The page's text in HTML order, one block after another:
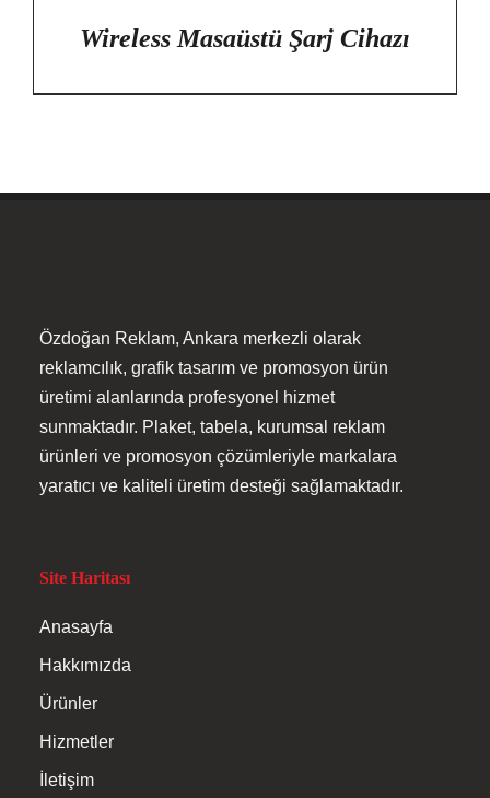
Wireless Masaüstü Şarj Cihazı
Özdoğan Reklam, Ankara merkezli olarak
reklamcılık, grafik tasarım ve promosyon ürün
üretimi alanlarında profesyonel hizmet
sunmaktadır. Plaket, tabela, kurumsal reklam
ürünleri ve promosyon çözümleriyle markalara
yaratıcı ve kaliteli üretim desteği sağlamaktadır.
Site Haritası
Anasayfa
Hakkımızda
Ürünler
Hizmetler
İletişim
Anasayfa
Hakkımızda